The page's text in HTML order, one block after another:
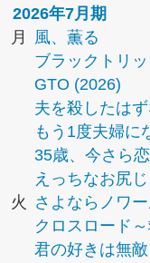
2026年7月期
月
風、薫る
ブラックトリ
GTO (2026)
夫を殺したは
もう1度夫婦に
35歳、今さら
えっちなお尻
火
さよならノワ
クロスロード
君の好きは無敵